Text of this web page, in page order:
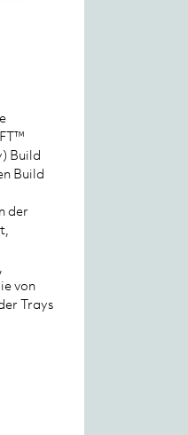
Build
Build
der
von
Trays